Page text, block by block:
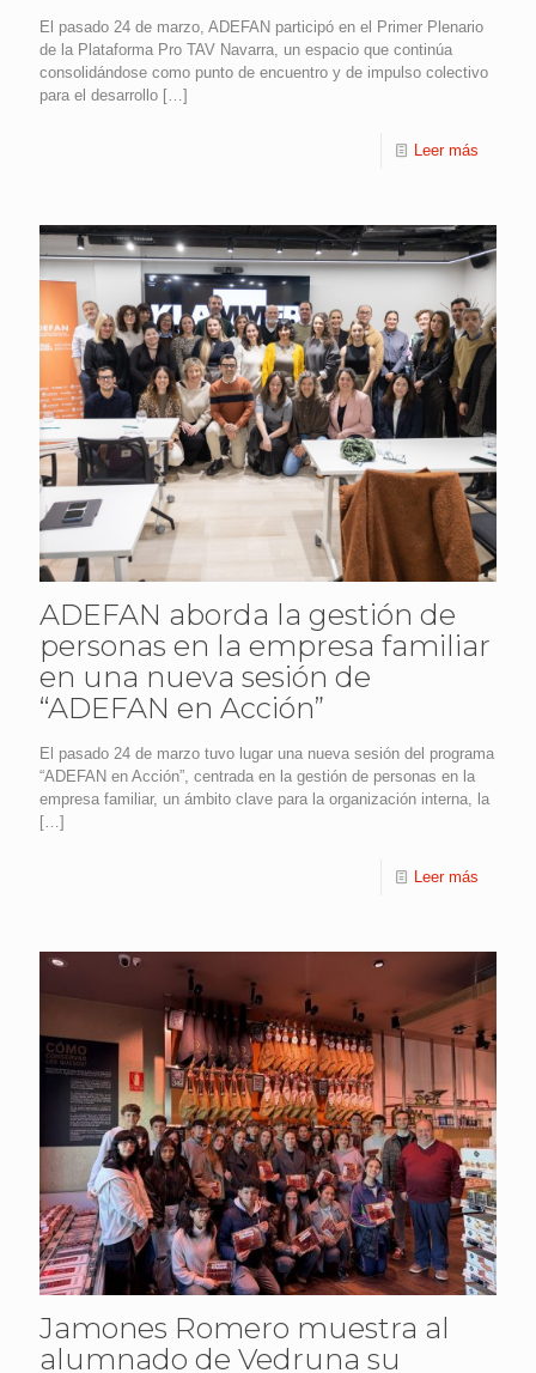
El pasado 24 de marzo, ADEFAN participó en el Primer Plenario
de la Plataforma Pro TAV Navarra, un espacio que continúa
consolidándose como punto de encuentro y de impulso colectivo
para el desarrollo […]
Leer más
ADEFAN aborda la gestión de
personas en la empresa familiar
en una nueva sesión de
“ADEFAN en Acción”
El pasado 24 de marzo tuvo lugar una nueva sesión del programa
“ADEFAN en Acción”, centrada en la gestión de personas en la
empresa familiar, un ámbito clave para la organización interna, la
[…]
Leer más
Jamones Romero muestra al
alumnado de Vedruna su